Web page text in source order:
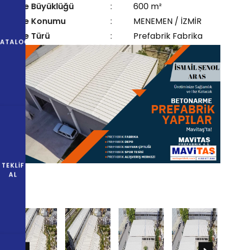
Proje Büyüklüğü
:
600 m²
Proje Konumu
:
MENEMEN / İZMİR
Proje Türü
: Prefabrik Fabrika
TEKLIF
AL